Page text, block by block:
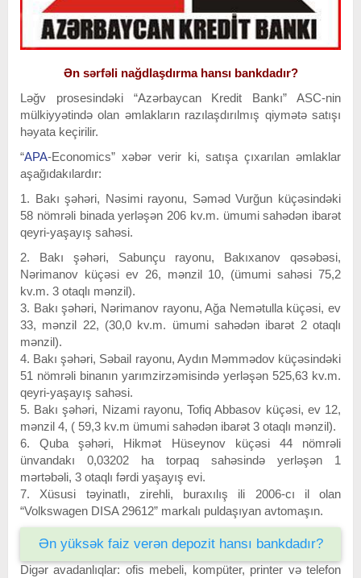
Ən sərfəli nağdlaşdırma hansı bankdadır?
Ləğv prosesindəki “Azərbaycan Kredit Bankı” ASC-nin
mülkiyyətində olan əmlakların razılaşdırılmış qiymətə satışı
həyata keçirilir.
“APA-Economics” xəbər verir ki, satışa çıxarılan əmlaklar
aşağıdakılardır:
1. Bakı şəhəri, Nəsimi rayonu, Səməd Vurğun küçəsindəki
58 nömrəli binada yerləşən 206 kv.m. ümumi sahədən ibarət
qeyri-yaşayış sahəsi.
2. Bakı şəhəri, Sabunçu rayonu, Bakıxanov qəsəbəsi,
Nərimanov küçəsi ev 26, mənzil 10, (ümumi sahəsi 75,2
kv.m. 3 otaqlı mənzil).
3. Bakı şəhəri, Nərimanov rayonu, Ağa Nemətulla küçəsi, ev
33, mənzil 22, (30,0 kv.m. ümumi sahədən ibarət 2 otaqlı
mənzil).
4. Bakı şəhəri, Səbail rayonu, Aydın Məmmədov küçəsindəki
51 nömrəli binanın yarımzirzəmisində yerləşən 525,63 kv.m.
qeyri-yaşayış sahəsi.
5. Bakı şəhəri, Nizami rayonu, Tofiq Abbasov küçəsi, ev 12,
mənzil 4, ( 59,3 kv.m ümumi sahədən ibarət 3 otaqlı mənzil).
6. Quba şəhəri, Hikmət Hüseynov küçəsi 44 nömrəli
ünvandakı 0,03202 ha torpaq sahəsində yerləşən 1
mərtəbəli, 3 otaqlı fərdi yaşayış evi.
7. Xüsusi təyinatlı, zirehli, buraxılış ili 2006-cı il olan
“Volkswagen DISA 29612” markalı puldaşıyan avtomaşın.
Ən yüksək faiz verən depozit hansı bankdadır?
Digər avadanlıqlar: ofis mebeli, kompüter, printer və telefon